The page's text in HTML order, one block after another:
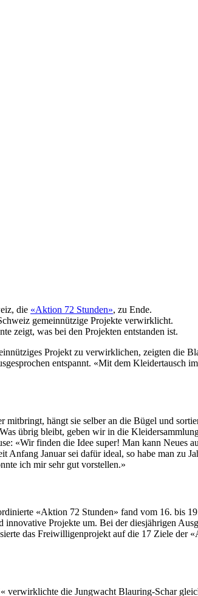
die «Aktion 72 Stun­den», zu Ende.
gemein­nützige Pro­jek­te ver­wirk­licht.
zeigt, was bei den Pro­jek­ten ent­standen ist.
Pro­jekt zu ver­wirk­lichen, zeigten die
entspan­nt. «Mit dem Klei­der­tausch
hängt sie sel­ber an die Bügel und
übrig bleibt, geben wir in die
«Wir find­en die Idee super! Man kann Neues
Jan­u­ar sei dafür ide­al, so habe man zu
ich mir sehr gut vorstellen.»
«Aktion 72 Stun­den» fand vom 16. bis
Pro­jek­te um. Bei der diesjähri­gen
das Frei­willi­gen­pro­jekt auf die 17 Ziele
die Jung­wacht Blau­r­ing-Schar